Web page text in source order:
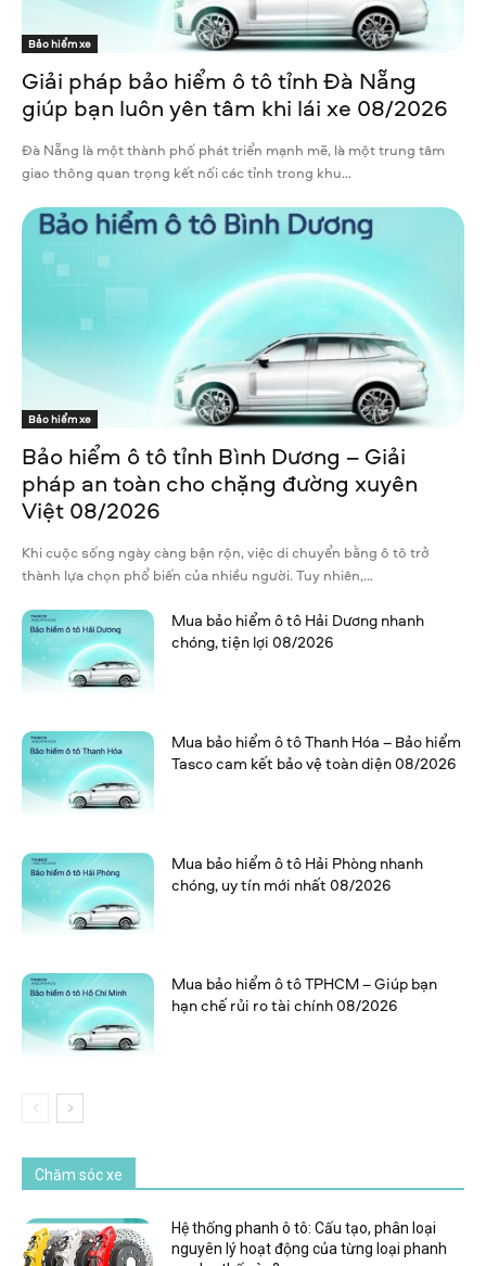
Bảo hiểm xe
Giải pháp bảo hiểm ô tô tỉnh Đà Nẵng
giúp bạn luôn yên tâm khi lái xe 08/2026
Đà Nẵng là một thành phố phát triển mạnh mẽ, là một trung tâm
giao thông quan trọng kết nối các tỉnh trong khu...
Bảo hiểm xe
Bảo hiểm ô tô tỉnh Bình Dương – Giải
pháp an toàn cho chặng đường xuyên
Việt 08/2026
Khi cuộc sống ngày càng bận rộn, việc di chuyển bằng ô tô trở
thành lựa chọn phổ biến của nhiều người. Tuy nhiên,...
Mua bảo hiểm ô tô Hải Dương nhanh
chóng, tiện lợi 08/2026
Mua bảo hiểm ô tô Thanh Hóa – Bảo hiểm
Tasco cam kết bảo vệ toàn diện 08/2026
Mua bảo hiểm ô tô Hải Phòng nhanh
chóng, uy tín mới nhất 08/2026
Mua bảo hiểm ô tô TPHCM – Giúp bạn
hạn chế rủi ro tài chính 08/2026
Chăm sóc xe
Hệ thống phanh ô tô: Cấu tạo, phân loại
nguyên lý hoạt động của từng loại phanh